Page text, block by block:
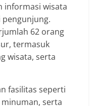
informasi wisata
pengunjung.
62 orang
termasuk
wisata, serta
fasilitas seperti
serta